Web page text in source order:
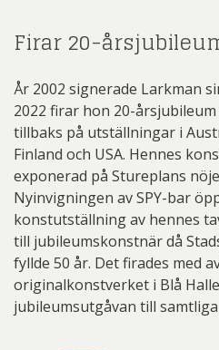
Firar 20-
År 2002 signerade Larkman
2022 firar hon 20-
tillbaks på utställningar i
Finland och USA. Hennes
exponerad på Stureplans
Nyinvigningen av SPY-bar
konstutställning av hennes
till jubileumskonstnär då
fyllde 50 år. Det firades med
originalkonstverket i Blå
jubileumsutgåvan till